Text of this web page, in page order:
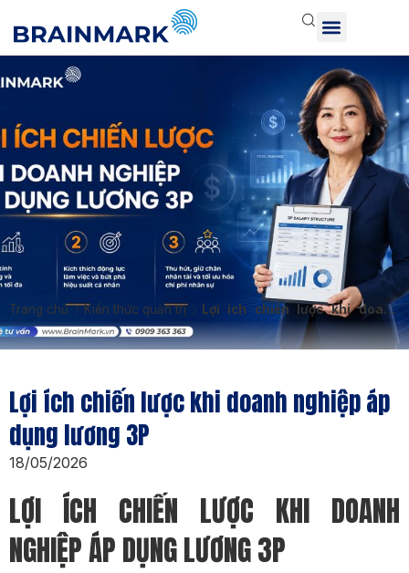
Trang chủ Kiến thức quản trị
Lợi ích chiến lược khi doanh
nghiệp áp dụng lương 3P
Lợi ích chiến lược khi doanh nghiệp áp
dụng lương 3P
18/05/2026
LỢI ÍCH CHIẾN LƯỢC KHI DOANH
NGHIỆP ÁP DỤNG LƯƠNG 3P